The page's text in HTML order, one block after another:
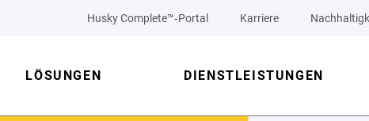
Husky Complete™‑Portal Karriere
LÖSUNGEN DIENSTLEISTUNGEN